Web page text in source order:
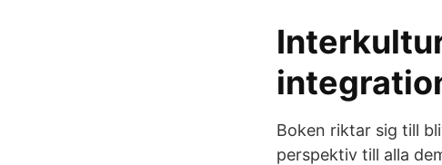
Boken riktar sig till
perspektiv till alla